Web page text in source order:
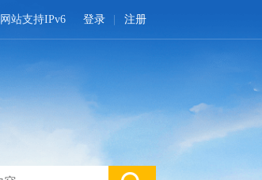
登录 注册
网站支持IPv6